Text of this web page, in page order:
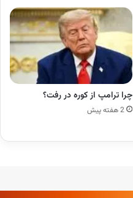
چرا ترامپ از کوره در رفت؟
2 هفته پیش